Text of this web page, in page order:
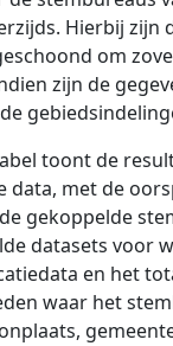
Hierbij zijn
om
zijn de
toont de
data, met de
gekoppelde
datasets voor
en het
waar het